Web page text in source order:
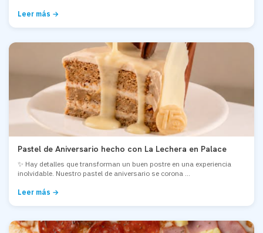
Leer más →
Pastel de Aniversario hecho con La Lechera en Palace
✨ Hay detalles que transforman un buen postre en una experiencia
inolvidable. Nuestro pastel de aniversario se corona ...
Leer más →